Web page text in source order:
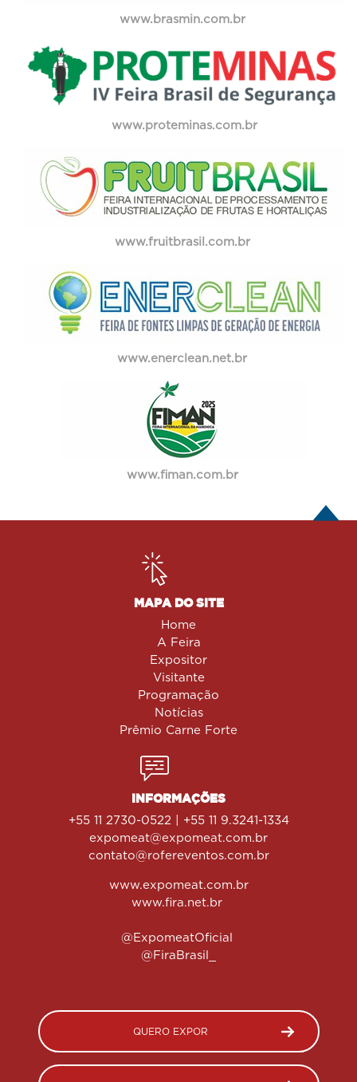
www.brasmin.com.br
www.proteminas.com.br
www.fruitbrasil.com.br
www.enerclean.net.br
www.fiman.com.br
MAPA DO SITE
Home
A Feira
Expositor
Visitante
Programação
Notícias
Prêmio Carne Forte
INFORMAÇÕES
+55 11 2730-0522 | +55 11 9.3241-1334
expomeat@expomeat.com.br
contato@rofereventos.com.br
www.expomeat.com.br
www.fira.net.br
@ExpomeatOficial
@FiraBrasil_
QUERO EXPOR